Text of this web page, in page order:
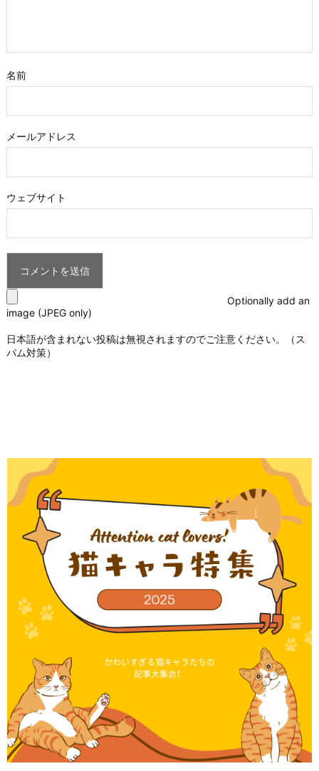
名前
メールアドレス
ウェブサイト
Optionally add an
image (JPEG only)
日本語が含まれない投稿は無視されますのでご注意ください。（ス
パム対策）